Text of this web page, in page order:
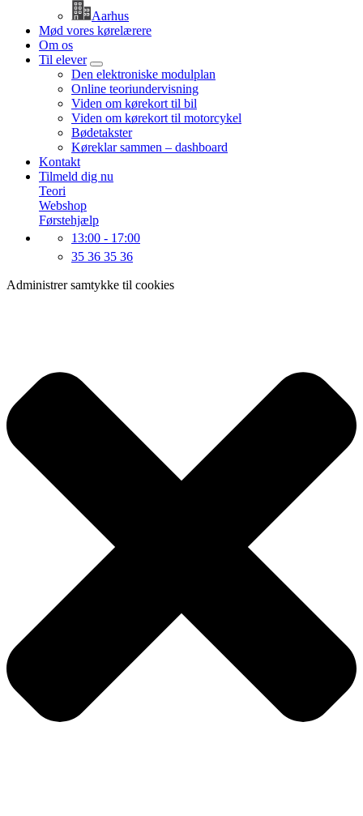
Aarhus
Mød vores kørelærere
Om os
Til elever
Den elektroniske modulplan
Online teoriundervisning
Viden om kørekort til bil
Viden om kørekort til motorcykel
Bødetakster
Køreklar sammen – dashboard
Kontakt
Tilmeld dig nu
Teori
Webshop
Førstehjælp
13:00 - 17:00
35 36 35 36
Administrer samtykke til cookies